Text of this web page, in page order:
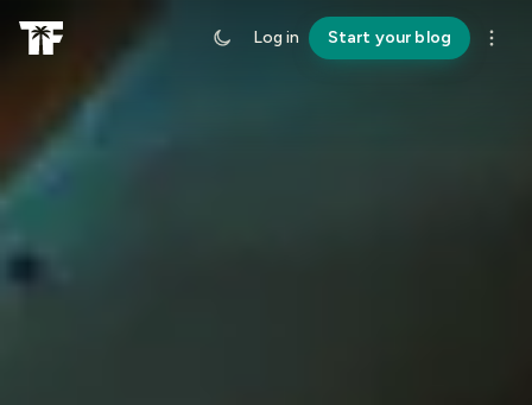
Log in Start your blog